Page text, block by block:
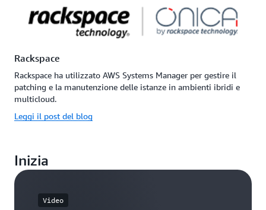
Rackspace
Rackspace ha utilizzato AWS Systems Manager per gestire il
patching e la manutenzione delle istanze in ambienti ibridi e
multicloud.
Leggi il post del blog
Inizia
Video